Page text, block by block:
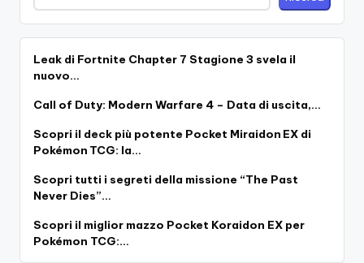
Leak di Fortnite Chapter 7 Stagione 3 svela il
nuovo…
Call of Duty: Modern Warfare 4 – Data di uscita,…
Scopri il deck più potente Pocket Miraidon EX di
Pokémon TCG: la…
Scopri tutti i segreti della missione “The Past
Never Dies”…
Scopri il miglior mazzo Pocket Koraidon EX per
Pokémon TCG:…